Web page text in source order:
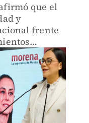
que el
y
frente
Unidos.